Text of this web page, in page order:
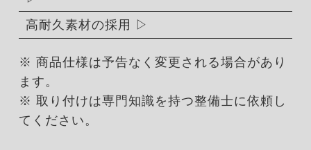
高耐久素材の採用
※ 商品仕様は予告なく変更される場合があり
ます。
※ 取り付けは専門知識を持つ整備士に依頼し
てください。